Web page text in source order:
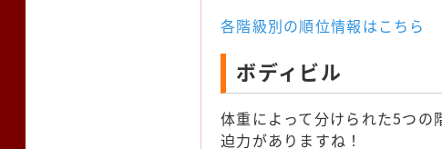
各階級別の順位情報はこちら
ボディビル
体重によって分けられた5つの
迫力がありますね！